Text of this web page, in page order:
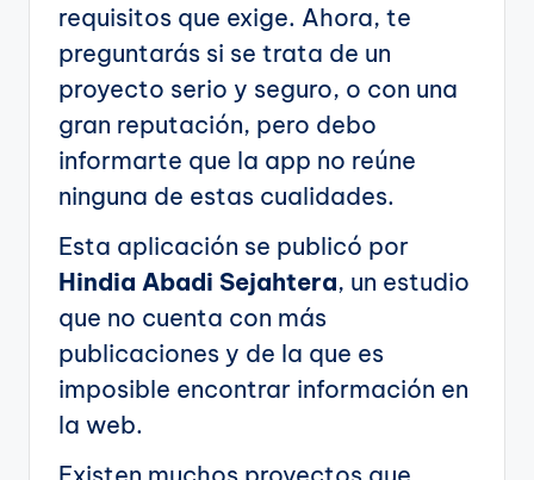
requisitos que exige. Ahora, te
preguntarás si se trata de un
proyecto serio y seguro, o con una
gran reputación, pero debo
informarte que la app no reúne
ninguna de estas cualidades.
Esta aplicación se publicó por
Hindia Abadi Sejahtera, un estudio
que no cuenta con más
publicaciones y de la que es
imposible encontrar información en
la web.